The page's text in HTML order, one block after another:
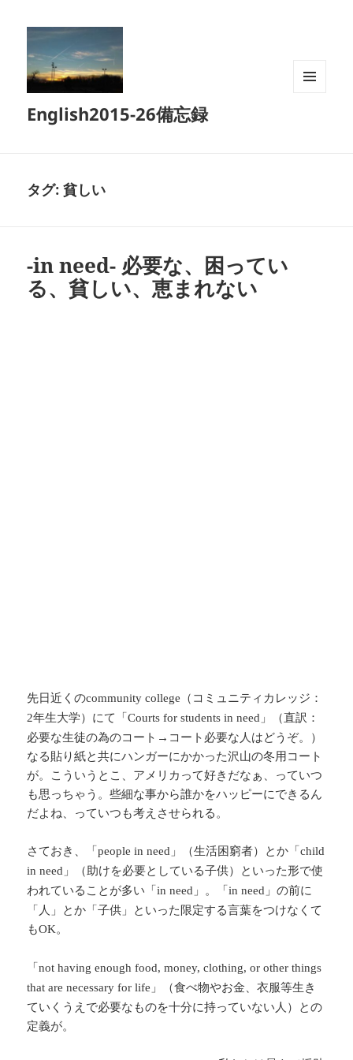
English2015-26備忘録
タグ:貧しい
-in need- 必要な、困ってい
る、貧しい、恵まれない
先日近くのcommunity college （コミュニティカレッジ：
2年生大学）にて「Courts for students in need 」（直訳：
必要な生徒の為のコート→コート必要な人はどうぞ。）
なる貼り紙と共にハンガーにかかった沢山の冬用コート
が。こういうとこ、アメリカって好きだなぁ、っていつ
も思っちゃう。些細な事から誰かをハッピーにできるん
だよね、っていつも考えさせられる。
さておき、「people in need 」（生活困窮者）とか「child
in need 」（助けを必要としている子供）といった形で使
われていることが多い「in need 」。「in need 」の前に
「人」とか「子供」といった限定する言葉をつけなくて
もOK。
「not having enough food, money, clothing, or other things
that are necessary for life 」（食べ物やお金、衣服等生き
ていくうえで必要なものを十分に持っていない人）との
定義が。